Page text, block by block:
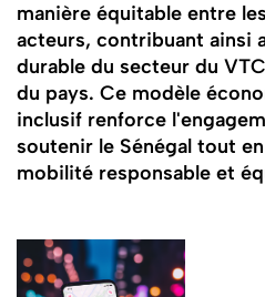
manière équitable entre
acteurs, contribuant ainsi
durable du secteur du
du pays. Ce modèle
inclusif renforce
soutenir le Sénégal tout
mobilité responsable et